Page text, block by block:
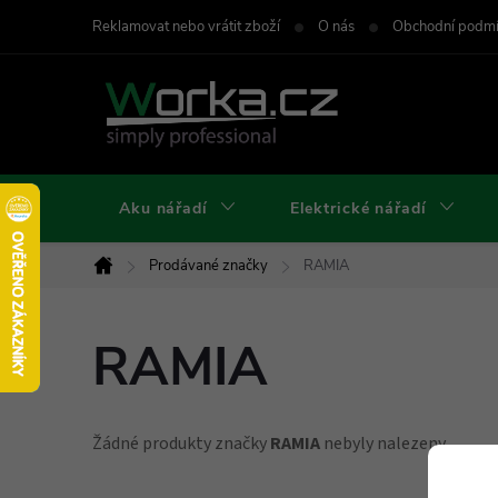
Reklamovat nebo vrátit zboží O nás Obchodní
Aku nářadí Elektrické nářadí
Domů
Prodávané značky RAMIA
RAMIA
Žádné produkty značkyRAMIA nebyly nalezeny...